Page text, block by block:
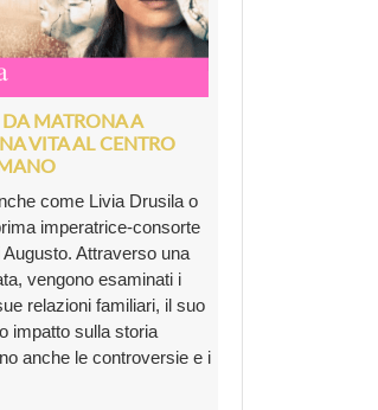
MATRONA A
VITA AL CENTRO
come Livia Drusila o
imperatrice-consorte
Attraverso una
vengono esaminati i
relazioni familiari, il suo
impatto sulla storia
anche le controversie e i